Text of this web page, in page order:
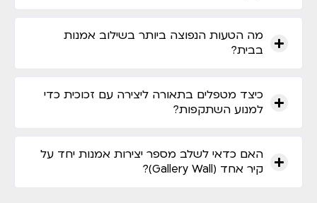
מה הטעות הנפוצה ביותר בשילוב אמנות
בבית?
כיצד מטפלים בתאורה ליצירה עם זכוכית כדי
למנוע השתקפות?
האם כדאי לשלב מספר יצירות אמנות יחד על
קיר אחד (Gallery Wall)?